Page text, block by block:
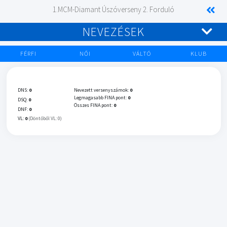
1.MCM-Diamant Úszóverseny 2. Forduló
NEVEZÉSEK
FÉRFI NŐI VÁLTÓ KLUB
DNS: 0
DSQ: 0
DNF: 0
VL: 0 (Döntőből VL: 0)
Nevezett versenyszámok: 0
Legmagasabb FINA pont: 0
Összes FINA pont: 0